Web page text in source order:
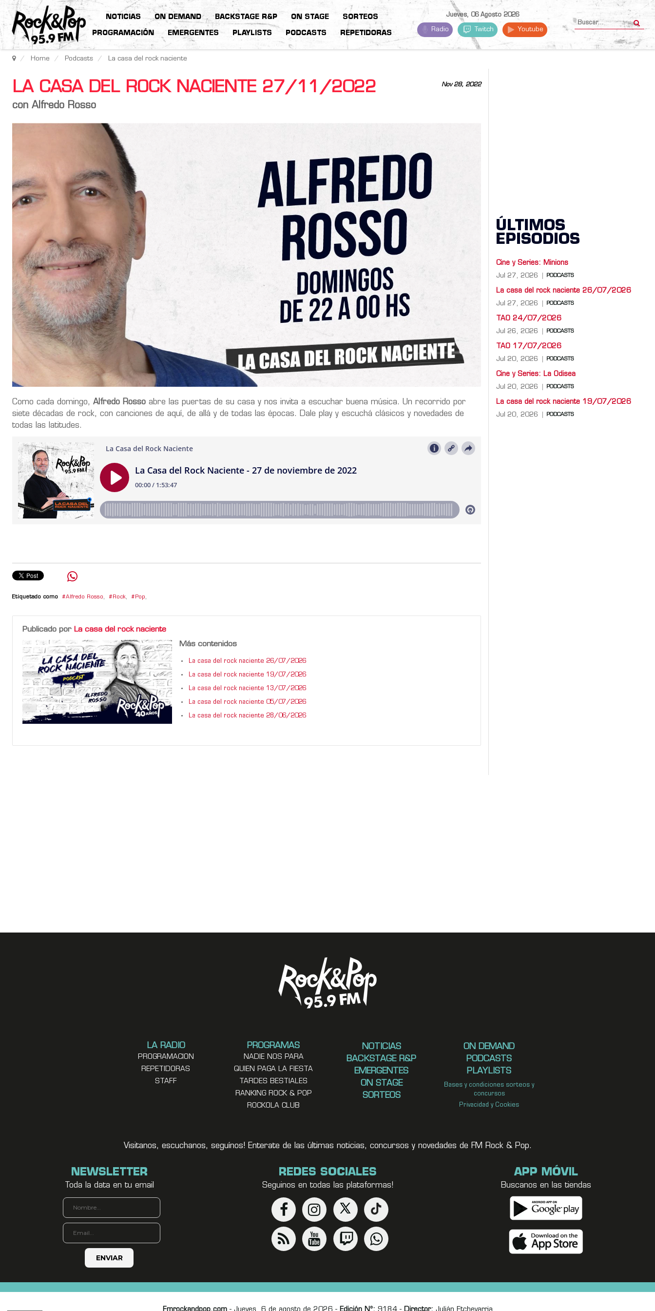
NOTICIAS ON DEMAND BACKSTAGE R&P ON STAGE SORTEOS
PROGRAMACIÓN EMERGENTES PLAYLISTS PODCASTS REPETIDORAS
Jueves, 06 Agosto 2026
Radio Twitch Youtube
Home Podcasts La casa del rock naciente
Nov 28, 2022
LA CASA DEL ROCK NACIENTE 27/11/2022
con Alfredo Rosso
Como cada domingo, Alfredo Rosso abre las puertas de su casa y nos invita a escuchar buena música. Un recorrido por
siete décadas de rock, con canciones de aquí, de allá y de todas las épocas. Dale play y escuchá clásicos y novedades de
todas las latitudes.
Etiquetado como Alfredo Rosso, Rock, Pop,
Publicado por La casa del rock naciente
Más contenidos
La casa del rock naciente 26/07/2026
La casa del rock naciente 19/07/2026
La casa del rock naciente 13/07/2026
La casa del rock naciente 05/07/2026
La casa del rock naciente 28/06/2026
ÚLTIMOS
EPISODIOS
Cine y Series: Minions
Jul 27, 2026 PODCASTS
La casa del rock naciente 26/07/2026
Jul 27, 2026 PODCASTS
TAO 24/07/2026
Jul 26, 2026 PODCASTS
TAO 17/07/2026
Jul 20, 2026 PODCASTS
Cine y Series: La Odisea
Jul 20, 2026 PODCASTS
La casa del rock naciente 19/07/2026
Jul 20, 2026 PODCASTS
LA RADIO
PROGRAMACION
REPETIDORAS
STAFF
PROGRAMAS
NADIE NOS PARA
QUIEN PAGA LA FIESTA
TARDES BESTIALES
RANKING ROCK & POP
ROCKOLA CLUB
NOTICIAS
BACKSTAGE R&P
EMERGENTES
ON STAGE
SORTEOS
ON DEMAND
PODCASTS
PLAYLISTS
Bases y condiciones sorteos y
concursos
Privacidad y Cookies
Visitanos, escuchanos, seguínos! Enterate de las últimas noticias, concursos y novedades de FM Rock & Pop.
NEWSLETTER
Toda la data en tu email
REDES SOCIALES
Seguinos en todas las plataformas!
APP MÓVIL
Buscanos en las tiendas